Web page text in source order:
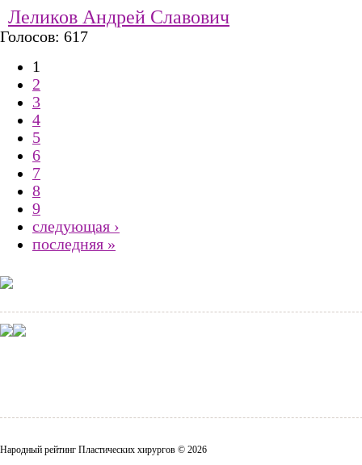
Леликов Андрей Славович
Голосов: 617
Страницы
1
2
3
4
5
6
7
8
9
следующая ›
последняя »
Народный рейтинг Пластических хирургов © 2026